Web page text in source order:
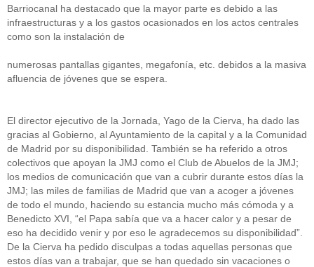
Barriocanal ha destacado que la mayor parte es debido a las
infraestructuras y a los gastos ocasionados en los actos centrales
como son la instalación de
numerosas pantallas gigantes, megafonía, etc. debidos a la masiva
afluencia de jóvenes que se espera.
El director ejecutivo de la Jornada, Yago de la Cierva, ha dado las
gracias al Gobierno, al Ayuntamiento de la capital y a la Comunidad
de Madrid por su disponibilidad. También se ha referido a otros
colectivos que apoyan la JMJ como el Club de Abuelos de la JMJ;
los medios de comunicación que van a cubrir durante estos días la
JMJ; las miles de familias de Madrid que van a acoger a jóvenes
de todo el mundo, haciendo su estancia mucho más cómoda y a
Benedicto XVI, “el Papa sabía que va a hacer calor y a pesar de
eso ha decidido venir y por eso le agradecemos su disponibilidad”.
De la Cierva ha pedido disculpas a todas aquellas personas que
estos días van a trabajar, que se han quedado sin vacaciones o